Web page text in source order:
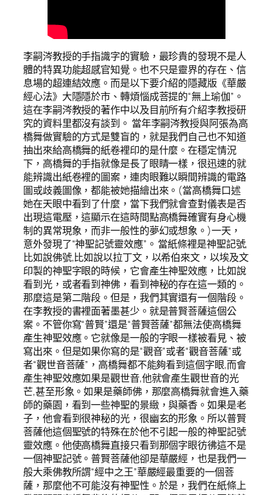
李嗣涔教授的手指識字的實驗，最珍貴的發現不是人
體的特異功能超感官知覺。也不只是靈界的存在、信
息場的超連結效應。而是以下要介紹的隱藏版《華嚴
經心法》大隱隱於市、轉煩惱成菩提的“無上瑜伽”。
這在李嗣涔教授的著作中以及目前所有介紹李教授研
究的資料里都沒有談到。 當年李嗣涔教授與阿張為高
橋舞做實驗的方式是雙盲的，就是我們自己也不知道
抽出來給高橋舞的紙卷裡印的是什麼。在穩定情況
下，高橋舞的手指就像是長了眼睛一樣，很迅速的就
能辨識出紙卷裡的圖案，連肉眼難以瞬間辨識的電路
圖或歧義圖像，都能被她描繪出來。(當高橋舞口述
她在天眼中看到了什麼，當下我們就會查對儀表是否
出現這電壓，這顯示在這時間點高橋舞確實有身心機
制的異常現象，而非一般性的夢幻或想象。)一天，
意外發現了“神聖記號靈效應”。 當紙條裡是神聖記號,
比如說佛號,比如說以拉丁文，以希伯來文，以埃及文
印製的神聖字眼的時候，它會產生神聖效應，比如說
看到光，或者看到神佛，看到神秘的存在這一類的。
那麼這是第二階段。但是，我們其實還有一個階段。
在李教授的書裡面著墨甚少。就是普賢菩薩這個公
案。不管你寫“普賢”還是“普賢菩薩”都無法使高橋舞
產生神聖效應。它就像是一般的字眼一樣被看見、被
寫出來。但是如果你寫的是“觀音”或者“觀音菩薩”或
者“觀世音菩薩”，高橋舞都不能夠看到這個字眼,而會
產生神聖效應如果是觀世音,他就會產生觀世音的光
芒,甚至形象。如果是藥師佛，那麼高橋舞就會進入藥
師的藥園，看到一些神聖的景緻，與藥香。如果是老
子，他會看到很神秘的光，很幽玄的形象。所以普賢
菩薩他這個聖號的特殊在於他不引起一般的神聖記號
靈效應。他使高橋舞直接只看到那個字眼彷彿這不是
一個神聖記號。普賢菩薩他卻是華嚴經，也是我們一
般大乘佛教所謂“經中之王”華嚴經最重要的一個菩
薩，那麼他不可能沒有神聖性。於是，我們在紙條上